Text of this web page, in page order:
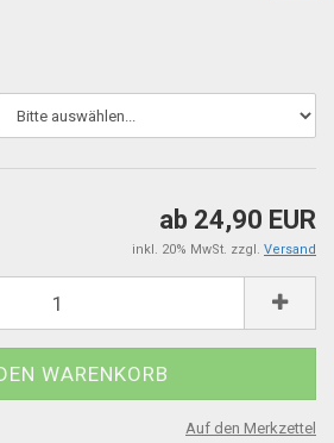
ab 24,90 EUR
inkl. 20% MwSt. zzgl. Versand
Auf den Merkzettel